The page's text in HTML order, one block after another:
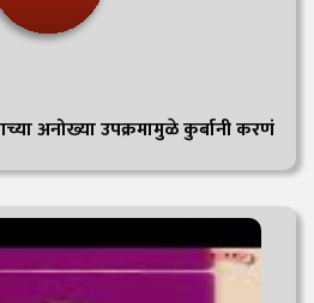
अनोख्या उपक्रमामुळे कुर्बानी करणं